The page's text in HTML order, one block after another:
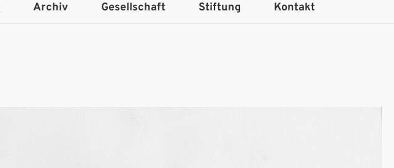
Archiv Gesellschaft Stiftung Kontakt